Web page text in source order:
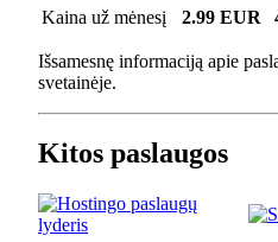
Kaina už mėnesį
2.99 EUR
Išsamesnę informaciją apie
svetainėje.
Kitos paslaugos